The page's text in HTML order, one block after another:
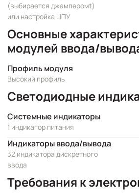
(выбирается джамперомt)
или настройка ЦПУ
Основные
модулей ввода/
Профиль модуля
Высокий профиль
Светодиодные
Системные индикаторы
1 индикатор питания
Индикаторы ввода/вывода
32 индикатора дискретного
ввода
Требования к